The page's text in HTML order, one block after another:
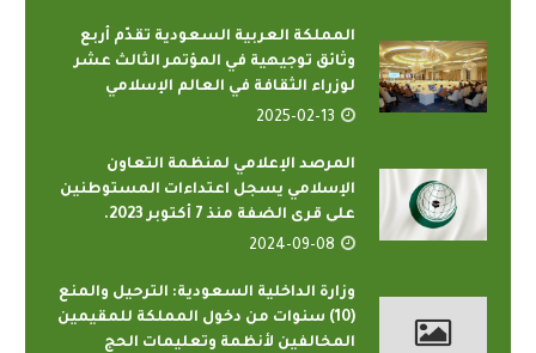
المملكة العربية السعودية تقدّم أربع
وثائق توجيهية في المؤتمر الثالث عشر
لوزراء الثقافة في العالم الإسلامي
2025-02-13
المرصد الإعلامي لمنظمة التعاون
الإسلامي يسجل اعتداءات المستوطنين
على قرى الضفة منذ 7 أكتوبر 2023.
2024-09-08
وزارة الداخلية السعودية: الترحيل والمنع
(10) سنوات من دخول المملكة للمقيمين
المخالفين لأنظمة وتعليمات الحج